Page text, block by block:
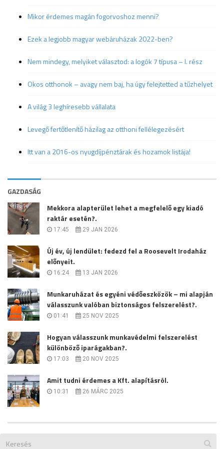
Mikor érdemes magán fogorvoshoz menni?
Ezek a legjobb magyar webáruházak 2022-ben?
Nem mindegy, melyiket választod: a logók 7 típusa – I. rész
Okos otthonok – avagy nem baj, ha úgy felejtetted a tűzhelyet
A világ 3 leghíresebb vállalata
Levegő fertőtlenítő házilag az otthoni fellélegezésért
Itt van a 2016-os nyugdíjpénztárak és hozamok listája!
GAZDASÁG
Mekkora alapterület lehet a megfelelő egy kiadó
raktár esetén?.
17:45 29 JAN 2026
Új év, új lendület: fedezd fel a Roosevelt Irodaház
előnyeit.
16:24 13 JAN 2026
Munkaruházat és egyéni védőeszközök – mi alapján
válasszunk valóban biztonságos felszerelést?.
01:41 25 NOV 2025
Hogyan válasszunk munkavédelmi felszerelést
különböző iparágakban?.
17:03 20 NOV 2025
Amit tudni érdemes a Kft. alapításról.
10:31 26 MÁRC 2025